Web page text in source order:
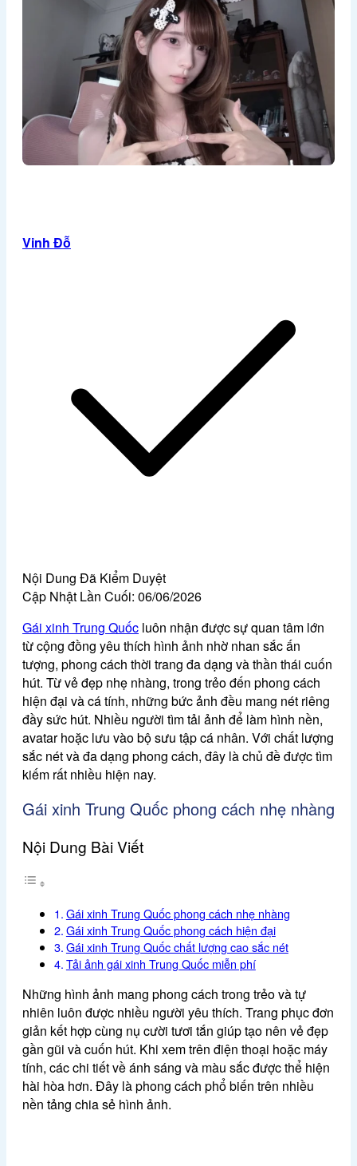
Ảnh meme
Giới thiệu
Liên hệ
Chính Sách Bảo Mật
Chính Sách Đổi Trả
Chính Sách Vận Chuyển Và Đổi Trả
Điều Khoản & Chính Sách
Ảnh gái
Ảnh anime
Vinh Đỗ
Nội Dung Đã Kiểm Duyệt
Cập Nhật Lần Cuối: 06/06/2026
Gái xinh Trung Quốc luôn nhận được sự quan tâm lớn
từ cộng đồng yêu thích hình ảnh nhờ nhan sắc ấn
tượng, phong cách thời trang đa dạng và thần thái cuốn
hút. Từ vẻ đẹp nhẹ nhàng, trong trẻo đến phong cách
hiện đại và cá tính, những bức ảnh đều mang nét riêng
đầy sức hút. Nhiều người tìm tải ảnh để làm hình nền,
avatar hoặc lưu vào bộ sưu tập cá nhân. Với chất lượng
sắc nét và đa dạng phong cách, đây là chủ đề được tìm
kiếm rất nhiều hiện nay.
Gái xinh Trung Quốc phong cách nhẹ nhàng
Nội Dung Bài Viết
Gái xinh Trung Quốc phong cách nhẹ nhàng
Gái xinh Trung Quốc phong cách hiện đại
Gái xinh Trung Quốc chất lượng cao sắc nét
Tải ảnh gái xinh Trung Quốc miễn phí
Những hình ảnh mang phong cách trong trẻo và tự
nhiên luôn được nhiều người yêu thích. Trang phục đơn
giản kết hợp cùng nụ cười tươi tắn giúp tạo nên vẻ đẹp
gần gũi và cuốn hút. Khi xem trên điện thoại hoặc máy
tính, các chi tiết về ánh sáng và màu sắc được thể hiện
hài hòa hơn. Đây là phong cách phổ biến trên nhiều
nền tảng chia sẻ hình ảnh.